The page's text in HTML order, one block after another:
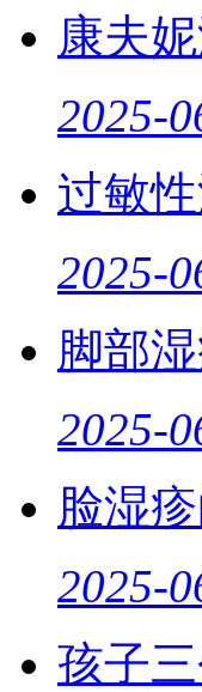
康夫
2025-
过敏
2025-
脚部
2025-
脸湿
2025-
孩子